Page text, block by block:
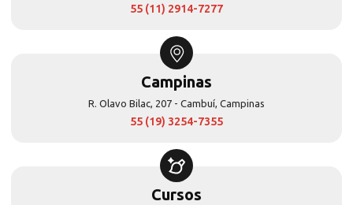
55 (11) 2914-7277
Campinas
R. Olavo Bilac, 207 - Cambuí, Campinas
55 (19) 3254-7355
Cursos